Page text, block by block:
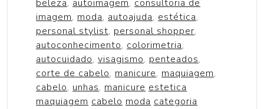
beleza, autoimagem, consultoria de
imagem, moda, autoajuda, estética,
personal stylist, personal shopper,
autoconhecimento, colorimetria,
autocuidado, visagismo, penteados,
corte de cabelo, manicure, maquiagem,
cabelo, unhas, manicure estetica
maquiagem cabelo moda categoria